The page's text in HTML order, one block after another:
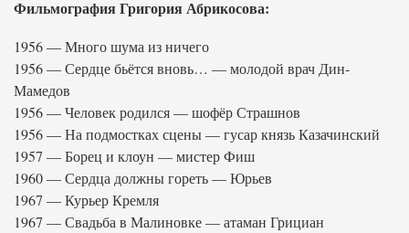
Фильмография Григория Абрикосова:
1956 — Много шума из ничего
1956 — Сердце бьётся вновь… — молодой врач Дин-
Мамедов
1956 — Человек родился — шофёр Страшнов
1956 — На подмостках сцены — гусар князь Казачинский
1957 — Борец и клоун — мистер Фиш
1960 — Сердца должны гореть — Юрьев
1967 — Курьер Кремля
1967 — Свадьба в Малиновке — атаман Грициан